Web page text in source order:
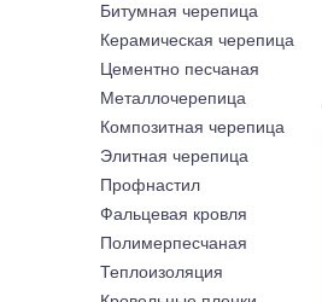
Битумная черепица
Керамическая черепица
Цементно песчаная
Металлочерепица
Композитная черепица
Элитная черепица
Профнастил
Фальцевая кровля
Полимерпесчаная
Теплоизоляция